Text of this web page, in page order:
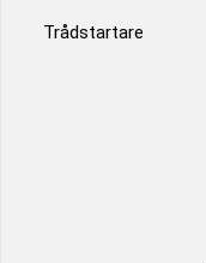
Trådstartare